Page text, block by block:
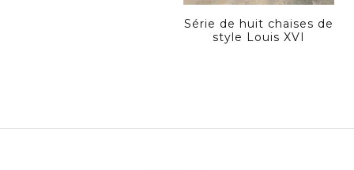
Série de huit chaises de
style Louis XVI